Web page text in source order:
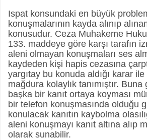
Ispat konsundaki en büyük
konuşmalarının kayda alınıp
konusudur. Ceza Muhakeme
133. maddeye göre karşı tarafın
aleni olmayan konuşmaları ses
kaydeden kişi hapis cezasına
yargıtay bu konuda aldığı karar
mağdura kolaylık tanımıştır.
başka bir kanıt ortaya koyması
bir telefon konuşmasında olduğu
konulacak kanıtın kaybolma
aleni konuşmayı kanıt altına alıp
olarak sunabilir.